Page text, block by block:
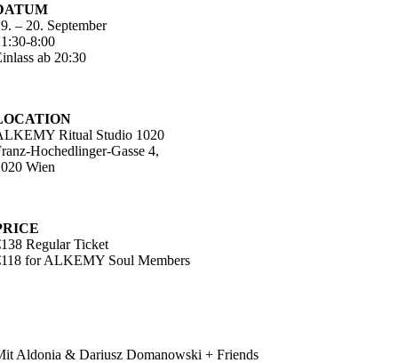
– 20. September
8:00
ab 20:30
Ritual Studio 1020
Hochedlinger-Gasse 4,
Wien
Regular Ticket
for ALKEMY Soul Members
Aldonia & Dariusz Domanowski + Friends